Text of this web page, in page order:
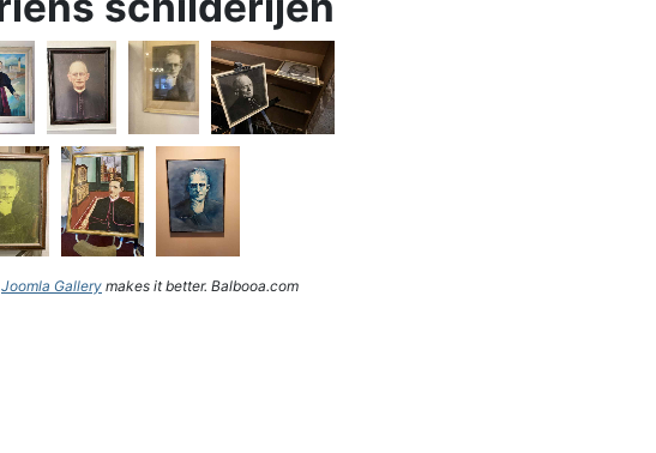
Joomla Gallery makes it better. Balbooa.com